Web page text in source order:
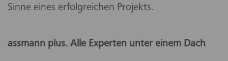
Sinne eines erfolgreichen Projekts.
assmann plus. Alle Experten unter einem Dach